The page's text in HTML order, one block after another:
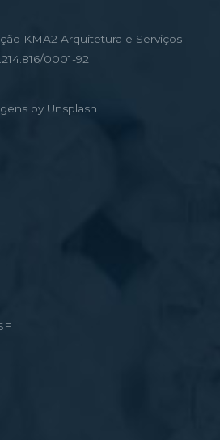
KMA2 Arquitetura e Serviços
0001-92
by Unsplash